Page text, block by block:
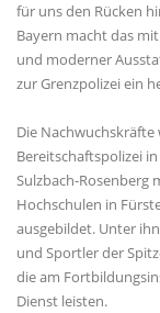
für uns den Rücken
Bayern macht das
und moderner
zur Grenzpolizei ein
Die
Bereitschaftspolizei
Sulzbach-Rosenberg
Hochschulen in
ausgebildet. Unter
und Sportler der
die am
Dienst leisten.